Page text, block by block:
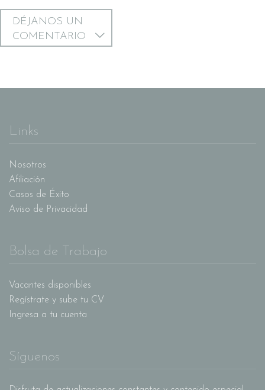
DÉJANOS UN
COMENTARIO
Links
Nosotros
Afiliación
Casos de Éxito
Aviso de Privacidad
Bolsa de Trabajo
Vacantes disponibles
Regístrate y sube tu CV
Ingresa a tu cuenta
Síguenos